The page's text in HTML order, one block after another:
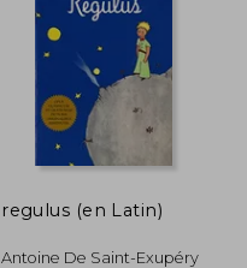
45%
dcto.
regulus (en Latin)
Antoine De Saint-Exupéry